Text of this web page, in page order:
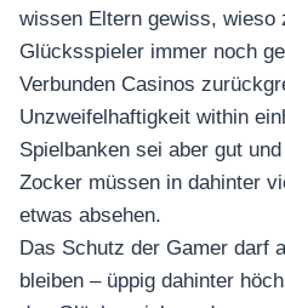
wissen Eltern gewiss, wieso
Glücksspieler immer noch
Verbunden Casinos
Unzweifelhaftigkeit within
Spielbanken sei aber gut
Zocker müssen in dahinter
etwas absehen.
Das Schutz der Gamer darf
bleiben – üppig dahinter